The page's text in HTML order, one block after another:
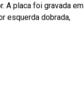
A placa foi gravada em
esquerda dobrada,